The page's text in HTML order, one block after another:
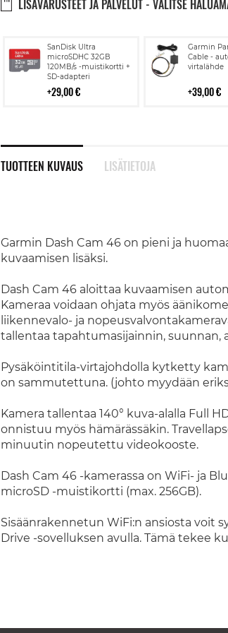
LISÄVARUSTEET JA PALVELUT - VALITSE
SanDisk Ultra
microSDHC 32GB
120MB/s -muistikortti +
SD-adapteri
29,00 €
Lisää
ostoskoriin
Garmin
Cable -
virtalähde
39,00 €
Lisää
TUOTTEEN KUVAUS
Garmin Dash Cam 46 on pieni ja
kuvaamisen lisäksi.
Dash Cam 46 aloittaa kuvaamisen
Kameraa voidaan ohjata myös
liikennevalo- ja
tallentaa tapahtumasijainnin, suunnan,
Pysäköintitila-virtajohdolla kytketty
on sammutettuna. (johto myydään
Kamera tallentaa 140° kuva-alalla Full
onnistuu myös hämärässäkin.
minuutin nopeutettu videokooste.
Dash Cam 46 -kamerassa on WiFi- ja
microSD -muistikortti (max. 256GB).
Sisäänrakennetun WiFi:n ansiosta voit
Drive -sovelluksen avulla. Tämä tekee
LISÄTIETOJA